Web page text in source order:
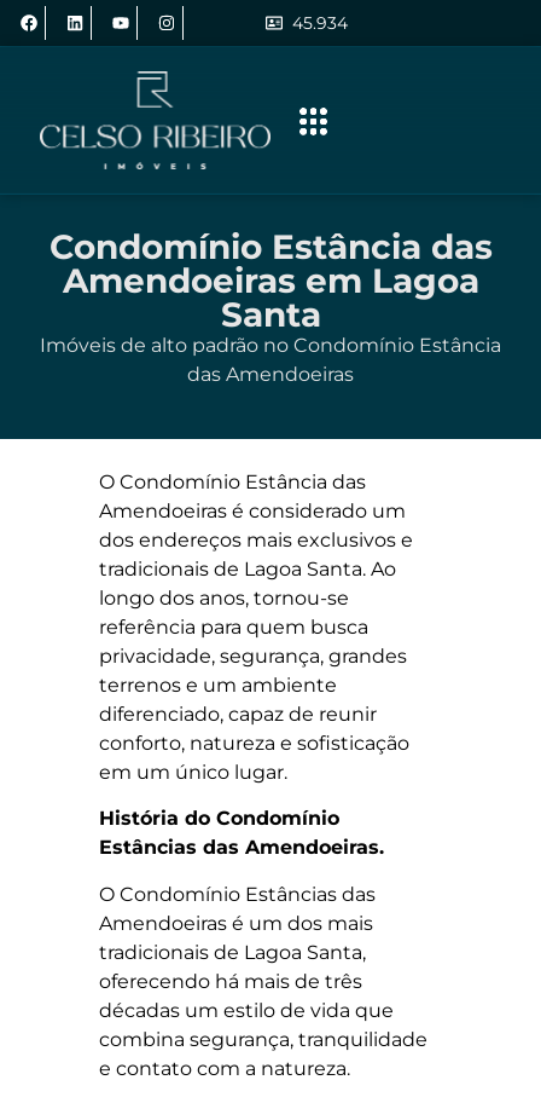
45.934
Condomínio Estância das
Amendoeiras em Lagoa
Santa
Imóveis de alto padrão no Condomínio Estância
das Amendoeiras
O Condomínio Estância das
Amendoeiras é considerado um
dos endereços mais exclusivos e
tradicionais de Lagoa Santa. Ao
longo dos anos, tornou-se
referência para quem busca
privacidade, segurança, grandes
terrenos e um ambiente
diferenciado, capaz de reunir
conforto, natureza e sofisticação
em um único lugar.
História do Condomínio
Estâncias das Amendoeiras.
O Condomínio Estâncias das
Amendoeiras é um dos mais
tradicionais de Lagoa Santa,
oferecendo há mais de três
décadas um estilo de vida que
combina segurança, tranquilidade
e contato com a natureza.